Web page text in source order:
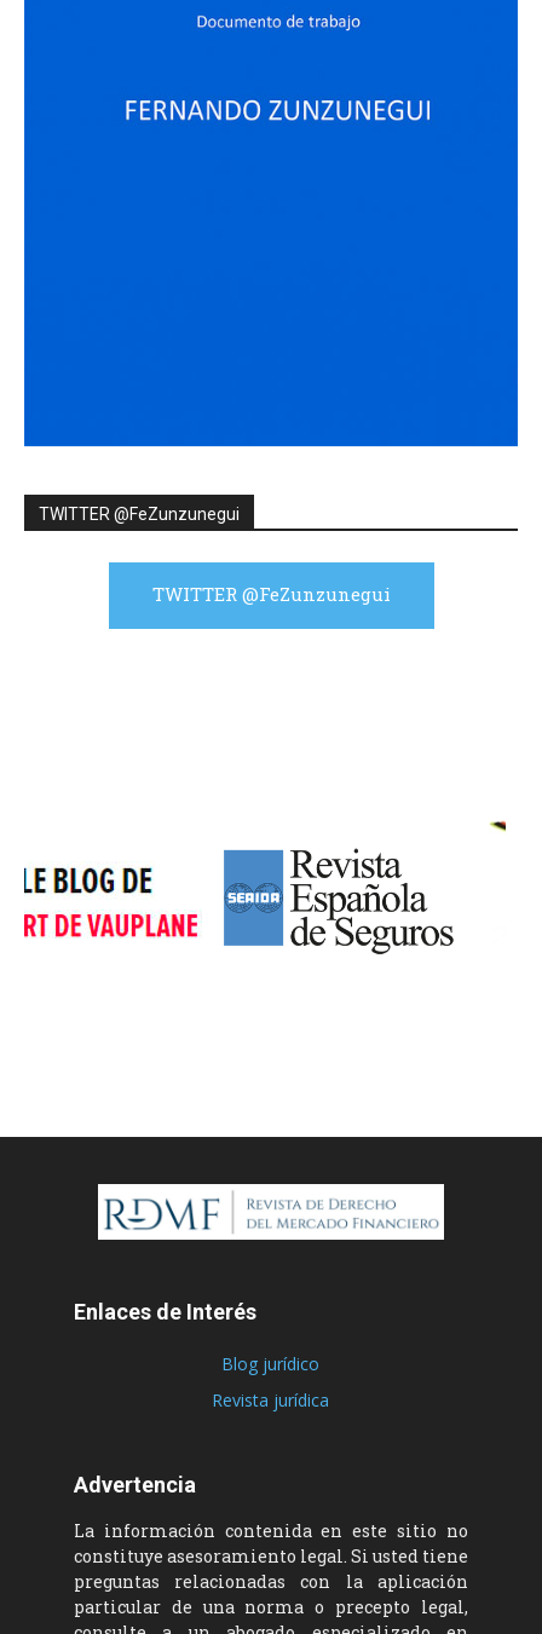
TWITTER @FeZunzunegui
TWITTER @FeZunzunegui
Enlaces de Interés
Blog jurídico
Revista jurídica
Advertencia
La información contenida en este sitio no
constituye asesoramiento legal. Si usted tiene
preguntas relacionadas con la aplicación
particular de una norma o precepto legal,